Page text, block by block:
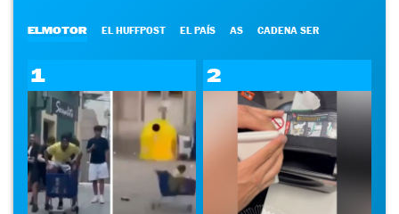
ELMOTOR EL HUFFPOST EL PAÍS AS CADENA SER
1 2